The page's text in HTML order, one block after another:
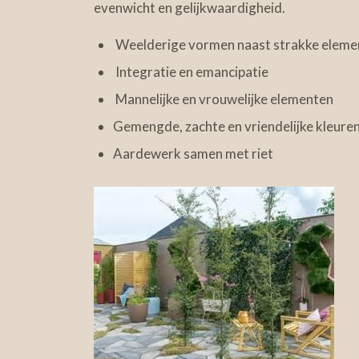
evenwicht en gelijkwaardigheid.
Weelderige vormen naast strakke
Integratie en emancipatie
Mannelijke en vrouwelijke elementen
Gemengde, zachte en vriendelijke kleuren
Aardewerk samen met riet